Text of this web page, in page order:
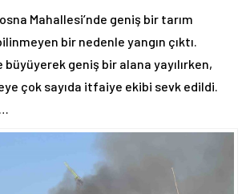
Mahallesi’nde geniş bir tarım
bir nedenle yangın çıktı.
büyüyerek geniş bir alana yayılırken,
çok sayıda itfaiye ekibi sevk edildi.